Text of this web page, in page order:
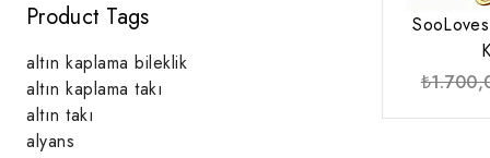
₺
Product Tags
altın kaplama bileklik
altın kaplama takı
altın takı
alyans